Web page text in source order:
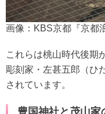
画像：KBS京都『京都
これらは桃山時代後期
彫刻家・左甚五郎（ひ
されています。